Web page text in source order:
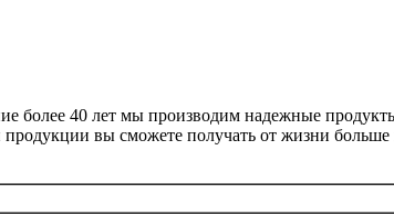
более 40 лет мы производим надежные
вы сможете получать от жизни